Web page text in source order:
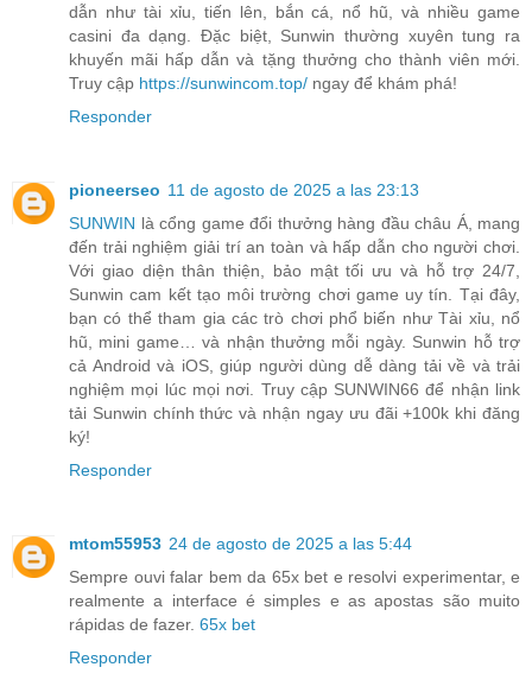
dẫn như tài xỉu, tiến lên, bắn cá, nổ hũ, và nhiều game
casini đa dạng. Đặc biệt, Sunwin thường xuyên tung ra
khuyến mãi hấp dẫn và tặng thưởng cho thành viên mới.
Truy cập https://sunwincom.top/ ngay để khám phá!
Responder
pioneerseo 11 de agosto de 2025 a las 23:13
SUNWIN là cổng game đổi thưởng hàng đầu châu Á, mang
đến trải nghiệm giải trí an toàn và hấp dẫn cho người chơi.
Với giao diện thân thiện, bảo mật tối ưu và hỗ trợ 24/7,
Sunwin cam kết tạo môi trường chơi game uy tín. Tại đây,
bạn có thể tham gia các trò chơi phổ biến như Tài xỉu, nổ
hũ, mini game… và nhận thưởng mỗi ngày. Sunwin hỗ trợ
cả Android và iOS, giúp người dùng dễ dàng tải về và trải
nghiệm mọi lúc mọi nơi. Truy cập SUNWIN66 để nhận link
tải Sunwin chính thức và nhận ngay ưu đãi +100k khi đăng
ký!
Responder
mtom55953 24 de agosto de 2025 a las 5:44
Sempre ouvi falar bem da 65x bet e resolvi experimentar, e
realmente a interface é simples e as apostas são muito
rápidas de fazer. 65x bet
Responder